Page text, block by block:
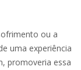
ou a
uma experiência
promoveria essa